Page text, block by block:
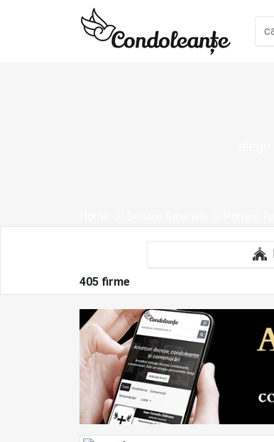
405 firme